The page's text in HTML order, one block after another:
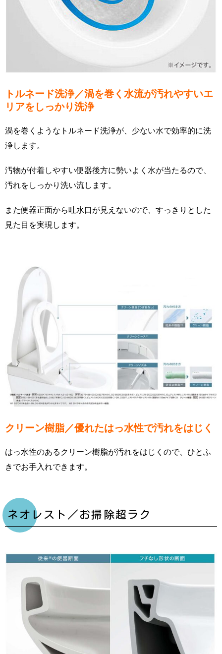
トルネード洗浄／渦を巻く水流が汚れやすいエ
リアをしっかり洗浄
渦を巻くようなトルネード洗浄が、少ない水で効率的に洗
浄します。
汚物が付着しやすい便器後方に勢いよく水が当たるので、
汚れをしっかり洗い流します。
また便器正面から吐水口が見えないので、すっきりとした
見た目を実現します。
クリーン樹脂／優れたはっ水性で汚れをはじく
はっ水性のあるクリーン樹脂が汚れをはじくので、ひとふ
きでお手入れできます。
ネオレスト／お掃除超ラク